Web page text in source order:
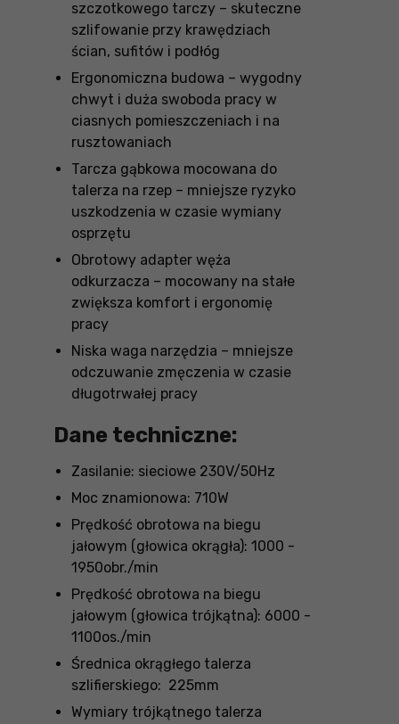
szczotkowego tarczy – skuteczne
szlifowanie przy krawędziach
ścian, sufitów i podłóg
Ergonomiczna budowa – wygodny
chwyt i duża swoboda pracy w
ciasnych pomieszczeniach i na
rusztowaniach
Tarcza gąbkowa mocowana do
talerza na rzep – mniejsze ryzyko
uszkodzenia w czasie wymiany
osprzętu
Obrotowy adapter węża
odkurzacza – mocowany na stałe
zwiększa komfort i ergonomię
pracy
Niska waga narzędzia – mniejsze
odczuwanie zmęczenia w czasie
długotrwałej pracy
Dane techniczne:
Zasilanie: sieciowe 230V/50Hz
Moc znamionowa: 710W
Prędkość obrotowa na biegu
jałowym (głowica okrągła): 1000 -
1950obr./min
Prędkość obrotowa na biegu
jałowym (głowica trójkątna): 6000 -
1100os./min
Średnica okrągłego talerza
szlifierskiego: 225mm
Wymiary trójkątnego talerza